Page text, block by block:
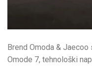
Brend Omoda &
Omode 7, tehnološki